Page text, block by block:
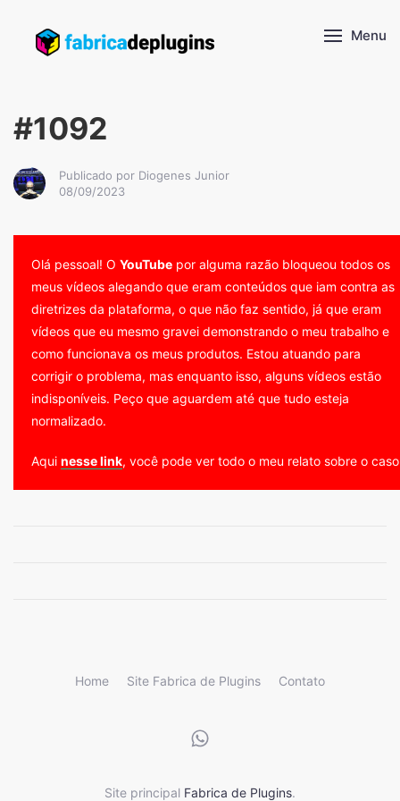
Menu
#1092
Publicado por Diogenes Junior
08/09/2023
Olá pessoal! O YouTube por alguma razão bloqueou todos os
meus vídeos alegando que eram conteúdos que iam contra as
diretrizes da plataforma, o que não faz sentido, já que eram
vídeos que eu mesmo gravei demonstrando o meu trabalho e
como funcionava os meus produtos. Estou atuando para
corrigir o problema, mas enquanto isso, alguns vídeos estão
indisponíveis. Peço que aguardem até que tudo esteja
normalizado.
Aqui nesse link, você pode ver todo o meu relato sobre o
Home Site Fabrica de Plugins Contato
Site principal Fabrica de Plugins.